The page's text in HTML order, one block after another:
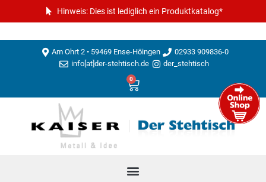
Hinweis: Dies ist lediglich ein Produktkatalog*
Am Ohrt 2 • 59469 Ense-Höingen
02933 909836-0
info[at]der-stehtisch.de
der_stehtisch
0